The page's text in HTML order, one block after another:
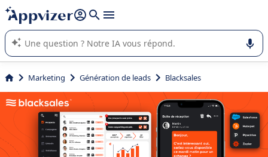
répondre (plusieurs lignes avec
L'IA de Appvizer vous guide dans l'utilisation ou la sélection de
logiciel SaaS en entreprise.
Marketing Génération de leads Blacksales